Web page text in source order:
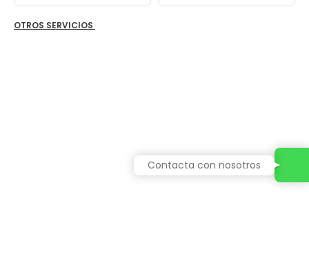
OTROS SERVICIOS
Contacta con nosotros